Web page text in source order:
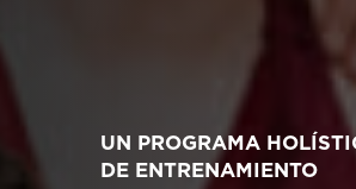
UN PROGRAMA
DE ENTRENAMIENTO